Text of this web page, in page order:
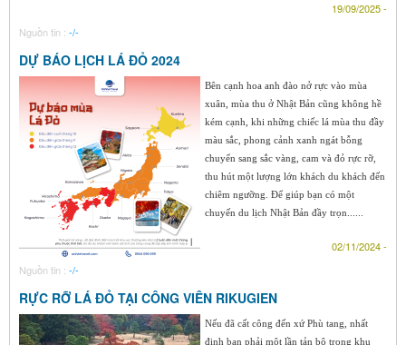
19/09/2025 -
Nguồn tin : -/-
DỰ BÁO LỊCH LÁ ĐỎ 2024
Bên cạnh hoa anh đào nở rực vào mùa
xuân, mùa thu ở Nhật Bản cũng không hề
kém cạnh, khi những chiếc lá mùa thu đầy
màu sắc, phong cảnh xanh ngát bỗng
chuyển sang sắc vàng, cam và đỏ rực rỡ,
thu hút một lượng lớn khách du khách đến
chiêm ngưỡng. Để giúp bạn có một
chuyến du lịch Nhật Bản đầy trọn......
02/11/2024 -
Nguồn tin : -/-
RỰC RỠ LÁ ĐỎ TẠI CÔNG VIÊN RIKUGIEN
Nếu đã cất công đến xứ Phù tang, nhất
định bạn phải một lần tản bộ trong khu